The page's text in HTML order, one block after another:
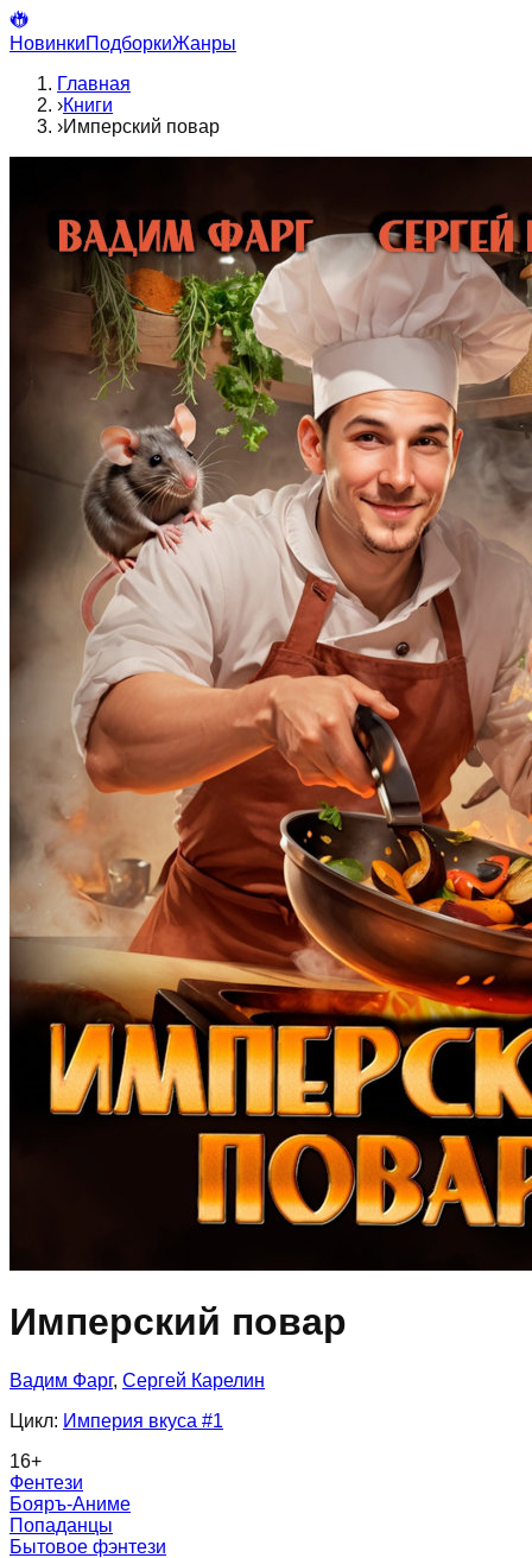
НовинкиПодборкиЖанры
Главная
›Книги
›Имперский повар
Имперский повар
Вадим Фарг, Сергей Карелин
Цикл: Империя вкуса #1
16+
Фентези
Бояръ-Аниме
Попаданцы
Бытовое фэнтези